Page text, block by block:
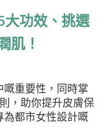
大功效、挑選
肌！
重要性，同時掌
，助你提升皮膚保
都市女性設計嘅